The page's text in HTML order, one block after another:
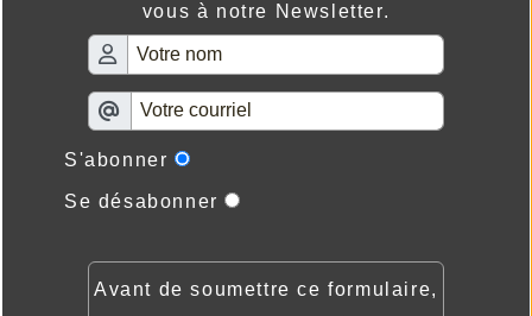
vous à notre Newsletter.
S'abonner
Se désabonner
Avant de soumettre ce formulaire,